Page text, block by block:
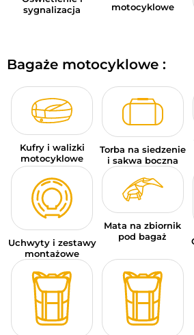
sygnalizacja
motocyklowe
Bagaże motocyklowe :
Kufry i walizki
motocyklowe
Torba na siedzenie
i sakwa boczna
Uchwyty i zestawy
montażowe
Mata na zbiornik
pod bagaż